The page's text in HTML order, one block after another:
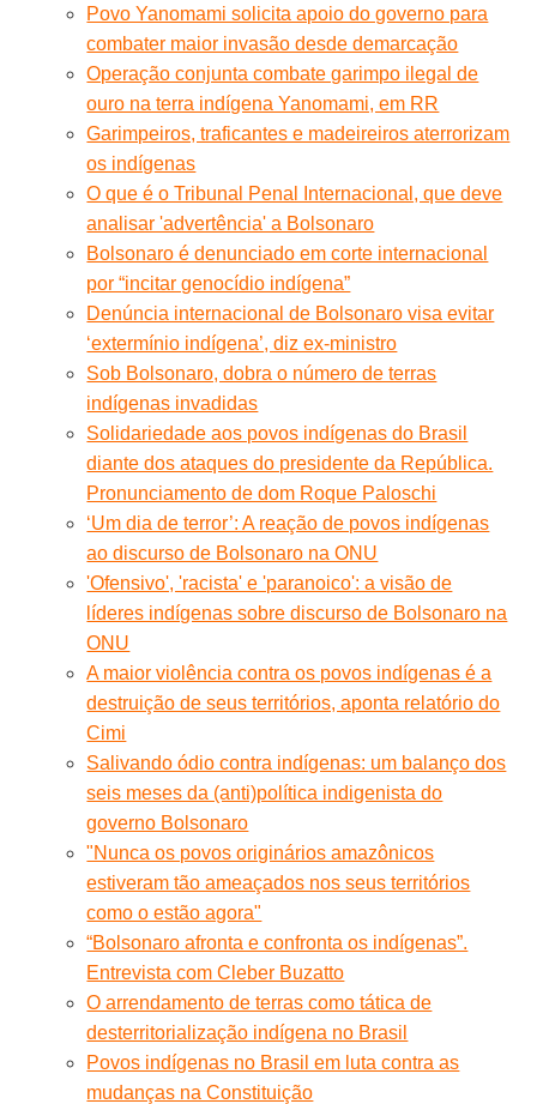
Povo Yanomami solicita apoio do governo para
combater maior invasão desde demarcação
Operação conjunta combate garimpo ilegal de
ouro na terra indígena Yanomami, em RR
Garimpeiros, traficantes e madeireiros aterrorizam
os indígenas
O que é o Tribunal Penal Internacional, que deve
analisar 'advertência' a Bolsonaro
Bolsonaro é denunciado em corte internacional
por “incitar genocídio indígena”
Denúncia internacional de Bolsonaro visa evitar
‘extermínio indígena’, diz ex-ministro
Sob Bolsonaro, dobra o número de terras
indígenas invadidas
Solidariedade aos povos indígenas do Brasil
diante dos ataques do presidente da República.
Pronunciamento de dom Roque Paloschi
‘Um dia de terror’: A reação de povos indígenas
ao discurso de Bolsonaro na ONU
'Ofensivo', 'racista' e 'paranoico': a visão de
líderes indígenas sobre discurso de Bolsonaro na
ONU
A maior violência contra os povos indígenas é a
destruição de seus territórios, aponta relatório do
Cimi
Salivando ódio contra indígenas: um balanço dos
seis meses da (anti)política indigenista do
governo Bolsonaro
"Nunca os povos originários amazônicos
estiveram tão ameaçados nos seus territórios
como o estão agora"
“Bolsonaro afronta e confronta os indígenas”.
Entrevista com Cleber Buzatto
O arrendamento de terras como tática de
desterritorialização indígena no Brasil
Povos indígenas no Brasil em luta contra as
mudanças na Constituição